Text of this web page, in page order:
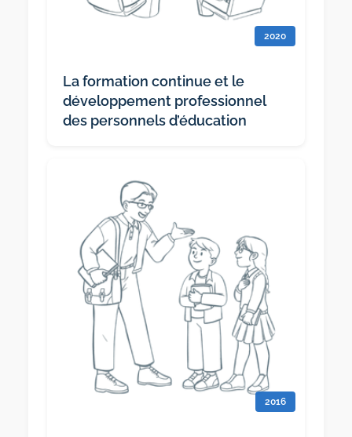
2020
La formation continue et le
développement professionnel
des personnels d’éducation
2016